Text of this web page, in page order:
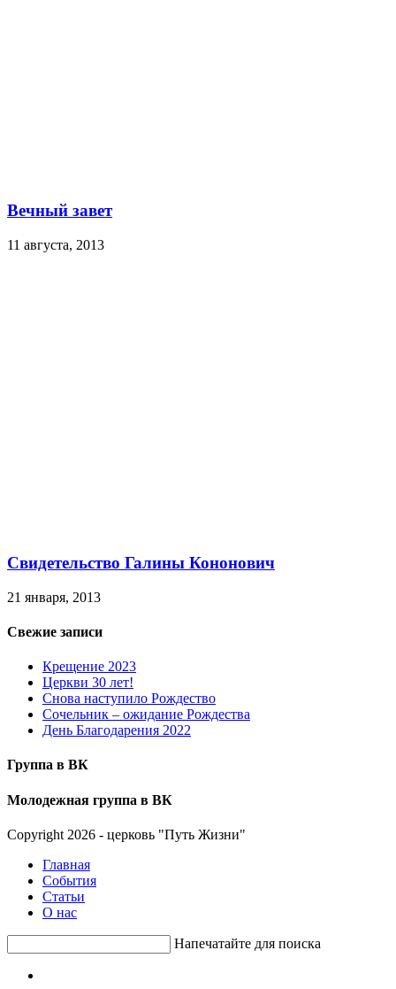
Вечный завет
11 августа, 2013
Свидетельство Галины Кононович
21 января, 2013
Свежие записи
Крещение 2023
Церкви 30 лет!
Снова наступило Рождество
Сочельник – ожидание Рождества
День Благодарения 2022
Группа в ВК
Молодежная группа в ВК
Copyright 2026 - церковь "Путь Жизни"
Главная
События
Статьи
О нас
Напечатайте для поиска